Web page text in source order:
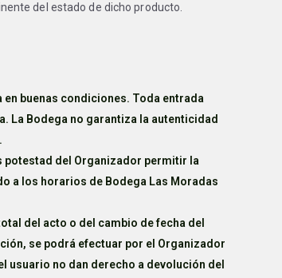
del estado de dicho producto.
buenas condiciones. Toda entrada
La Bodega no garantiza la autenticidad
potestad del Organizador permitir la
a los horarios de Bodega Las Moradas
del acto o del cambio de fecha del
se podrá efectuar por el Organizador
no dan derecho a devolución del